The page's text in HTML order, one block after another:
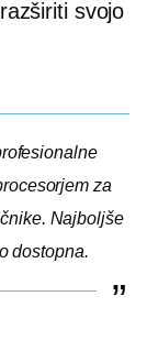
svojo
za
Najboljše
dostopna.